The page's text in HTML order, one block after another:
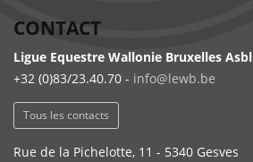
CONTACT
Ligue Equestre Wallonie Bruxelles Asbl
+32 (0)83/23.40.70 - info@lewb.be
Tous les contacts
Rue de la Pichelotte, 11 - 5340 Gesves